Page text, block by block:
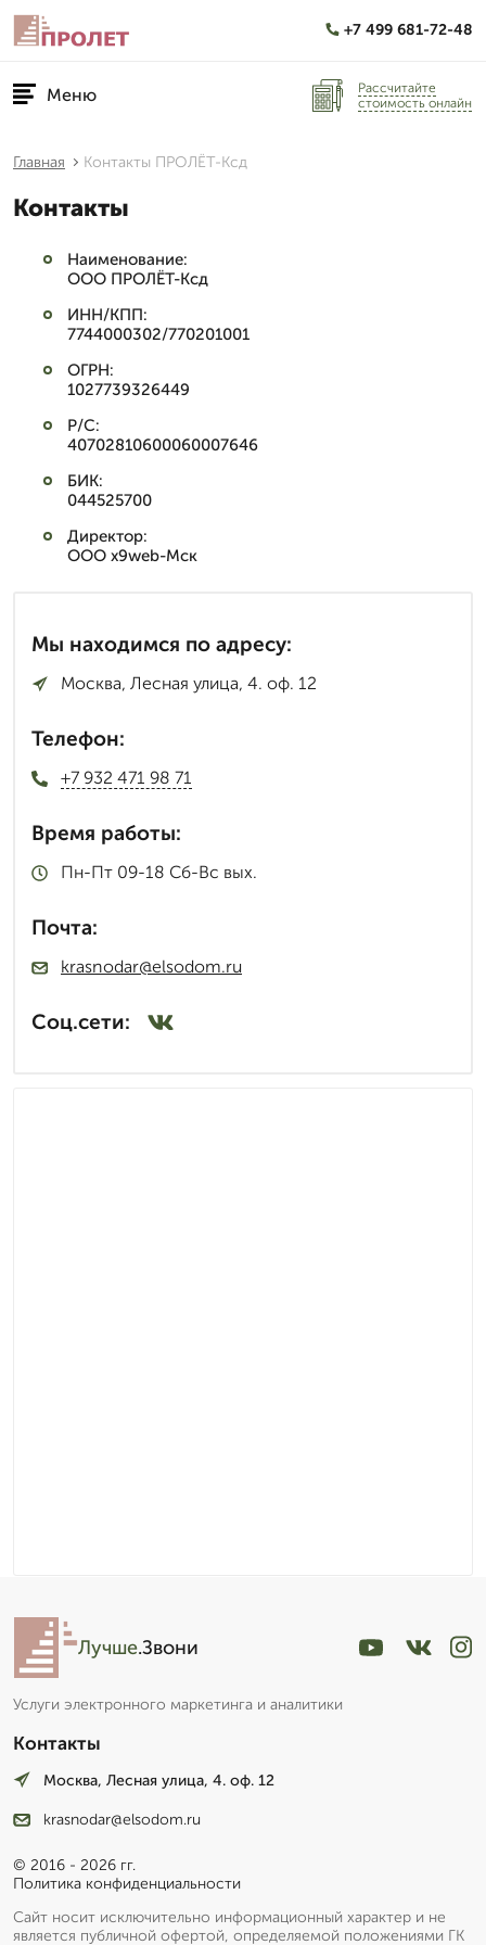
+7 499 681-72-48
Меню
Рассчитайте
стоимость онлайн
Главная Контакты ПРОЛЁТ-Ксд
Контакты
Наименование:
ООО ПРОЛЁТ-Ксд
ИНН/КПП:
7744000302/770201001
ОГРН:
1027739326449
Р/С:
40702810600060007646
БИК:
044525700
Директор:
ООО x9web-Мск
Мы находимся по адресу:
Москва, Лесная улица, 4. оф. 12
Телефон:
+7 932 471 98 71
Время работы:
Пн-Пт 09-18 Сб-Вс вых.
Почта:
krasnodar@elsodom.ru
Соц.сети:
Лучше.Звони
Услуги электронного маркетинга и аналитики
Контакты
Москва, Лесная улица, 4. оф. 12
krasnodar@elsodom.ru
© 2016 - 2026 гг.
Политика конфиденциальности
Сайт носит исключительно информационный характер и не
является публичной офертой, определяемой положениями ГК